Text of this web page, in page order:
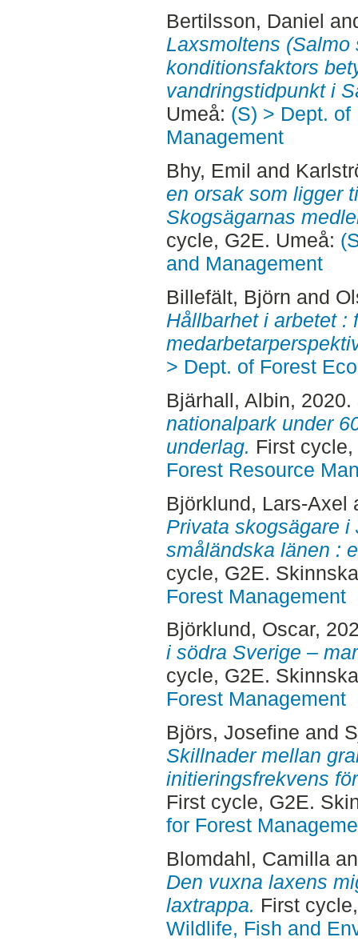
Bertilsson, Daniel
Laxsmoltens
konditionsfaktors
vandringstidpunkt i
Umeå: (S) > Dept.
Management
Bhy, Emil and
en orsak som ligger
Skogsägarnas
cycle, G2E. Umeå:
and Management
Billefält, Björn and
Hållbarhet i arbetet :
> Dept. of Forest
Bjärhall, Albin, 2020.
nationalpark under
underlag. First
Forest Resource
Björklund, Lars-Axel
Privata skogsägare
småländska länen :
cycle, G2E.
Forest Management
Björklund, Oscar,
i södra Sverige –
cycle, G2E.
Forest Management
Björs, Josefine and
Skillnader mellan
initieringsfrekvens
First cycle, G2E.
for Forest
Blomdahl, Camilla
Den vuxna laxens
laxtrappa. First
Wildlife, Fish and